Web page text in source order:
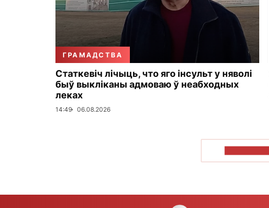
ГРАМАДСТВА
Статкевіч лічыць, что яго інсульт у няволі
быў выкліканы адмоваю ў неабходных
леках
14:49 06.08.2026